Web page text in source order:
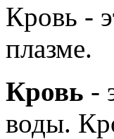
Кровь -
плазме.
Кровь -
воды.